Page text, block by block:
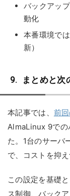
バックアッ
動化
本番環境で
新）
まとめと次
本記事では、 前
AlmaLinux 9での
た。1台のサーバ
で、コストを抑
この設定を基礎
ス制御、バック